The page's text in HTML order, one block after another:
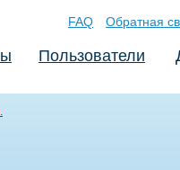
FAQ Обратная
Пользователи